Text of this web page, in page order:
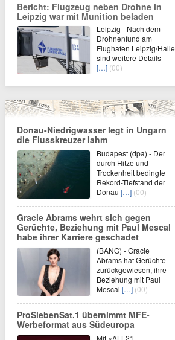
Bericht: Flugzeug neben Drohne in
Leipzig war mit Munition beladen
Leipzig - Nach dem
Drohnenfund am
Flughafen Leipzig/Halle
sind weitere Details
[…] (00)
Donau-Niedrigwasser legt in Ungarn
die Flusskreuzer lahm
Budapest (dpa) - Der
durch Hitze und
Trockenheit bedingte
Rekord-Tiefstand der
Donau […] (00)
Gracie Abrams wehrt sich gegen
Gerüchte, Beziehung mit Paul Mescal
habe ihrer Karriere geschadet
(BANG) - Gracie
Abrams hat Gerüchte
zurückgewiesen, ihre
Beziehung mit Paul
Mescal […] (00)
ProSiebenSat.1 übernimmt MFE-
Werbeformat aus Südeuropa
Mit «ALL21